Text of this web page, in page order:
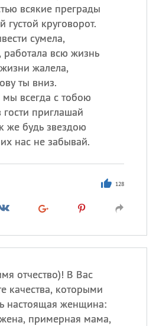
всякие преграды
круговорот.
сумела,
работала всю жизнь
жалела,
ты вниз.
всегда с тобою
приглашай
же будь звездою
нас не забывай.
128
отчество)! В Вас
качества, которыми
настоящая женщина:
примерная мама,